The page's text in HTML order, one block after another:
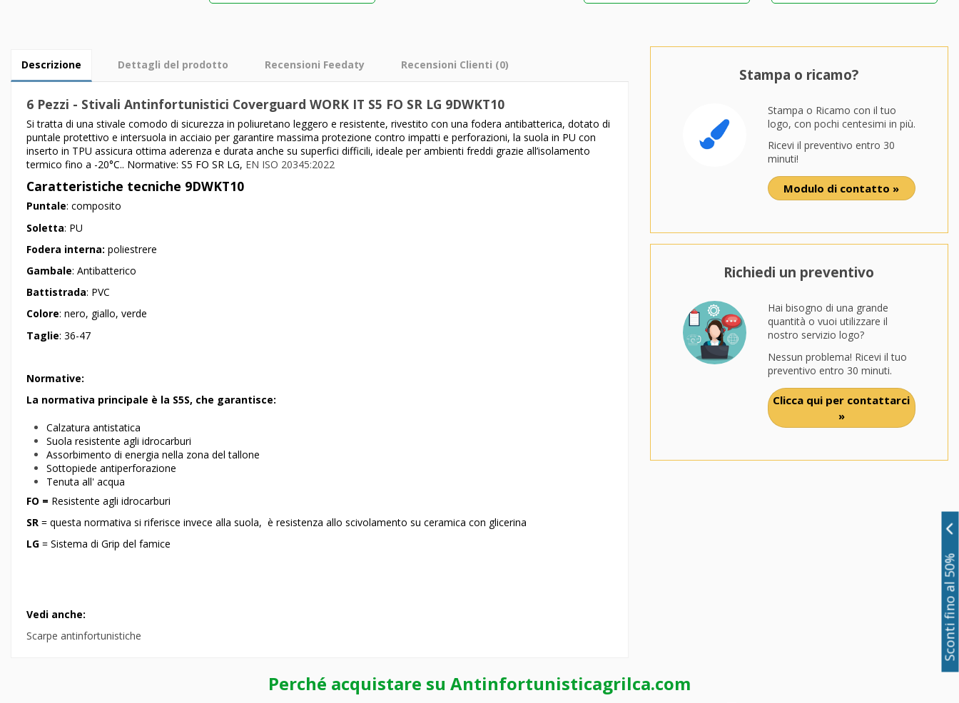
Descrizione Dettagli del prodotto Recensioni Feedaty Recensioni Clienti (0)
6 Pezzi - Stivali Antinfortunistici Coverguard WORK IT S5 FO SR LG 9DWKT10
Si tratta di una stivale comodo di sicurezza in poliuretano leggero e resistente, rivestito con una fodera antibatterica, dotato di
puntale protettivo e intersuola in acciaio per garantire massima protezione contro impatti e perforazioni, la suola in PU con
inserto in TPU assicura ottima aderenza e durata anche su superfici difficili, ideale per ambienti freddi grazie all’isolamento
termico fino a -20°C.. Normative: S5 FO SR LG, EN ISO 20345:2022
Caratteristiche tecniche 9DWKT10
Puntale: composito
Soletta: PU
Fodera interna: poliestrere
Gambale: Antibatterico
Battistrada: PVC
Colore: nero, giallo, verde
Taglie: 36-47
Normative:
La normativa principale è la S5S, che garantisce:
Calzatura antistatica
Suola resistente agli idrocarburi
Assorbimento di energia nella zona del tallone
Sottopiede antiperforazione
Tenuta all' acqua
FO = Resistente agli idrocarburi
SR = questa normativa si riferisce invece alla suola, è resistenza allo scivolamento su ceramica con glicerina
LG = Sistema di Grip del famice
Vedi anche:
Scarpe antinfortunistiche
Stampa o ricamo?
Stampa o Ricamo con il tuo
logo, con pochi centesimi in più.
Ricevi il preventivo entro 30
minuti!
Modulo di contatto »
Richiedi un preventivo
Hai bisogno di una grande
quantità o vuoi utilizzare il
nostro servizio logo?
Nessun problema! Ricevi il tuo
preventivo entro 30 minuti.
Clicca qui per contattarci
»
Perché acquistare su Antinfortunisticagrilca.com
Sconti fino al 50%